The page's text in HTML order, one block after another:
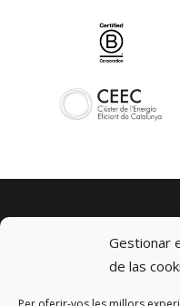
Gestionar
de las